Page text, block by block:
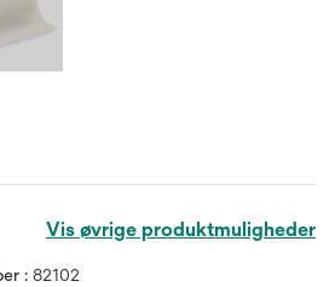
Vis øvrige produktmuligheder
: 82102